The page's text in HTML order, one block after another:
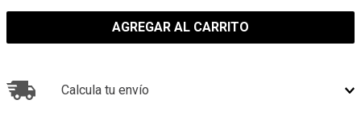
AGREGAR AL CARRITO
Calcula tu envío